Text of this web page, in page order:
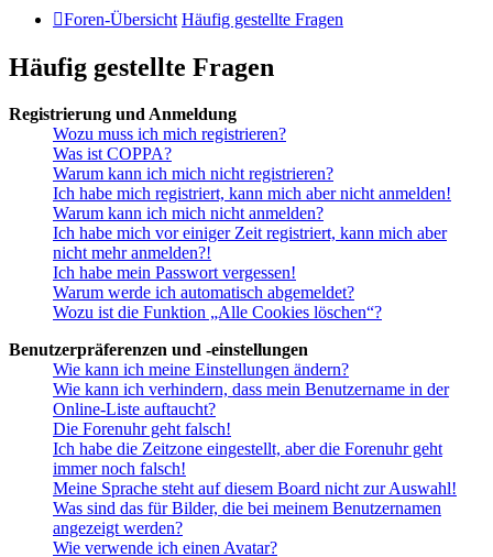
Foren-Übersicht Häufig gestellte Fragen
Häufig gestellte Fragen
Registrierung und Anmeldung
Wozu muss ich mich registrieren?
Was ist COPPA?
Warum kann ich mich nicht registrieren?
Ich habe mich registriert, kann mich aber nicht anmelden!
Warum kann ich mich nicht anmelden?
Ich habe mich vor einiger Zeit registriert, kann mich aber
nicht mehr anmelden?!
Ich habe mein Passwort vergessen!
Warum werde ich automatisch abgemeldet?
Wozu ist die Funktion „Alle Cookies löschen“?
Benutzerpräferenzen und -einstellungen
Wie kann ich meine Einstellungen ändern?
Wie kann ich verhindern, dass mein Benutzername in der
Online-Liste auftaucht?
Die Forenuhr geht falsch!
Ich habe die Zeitzone eingestellt, aber die Forenuhr geht
immer noch falsch!
Meine Sprache steht auf diesem Board nicht zur Auswahl!
Was sind das für Bilder, die bei meinem Benutzernamen
angezeigt werden?
Wie verwende ich einen Avatar?